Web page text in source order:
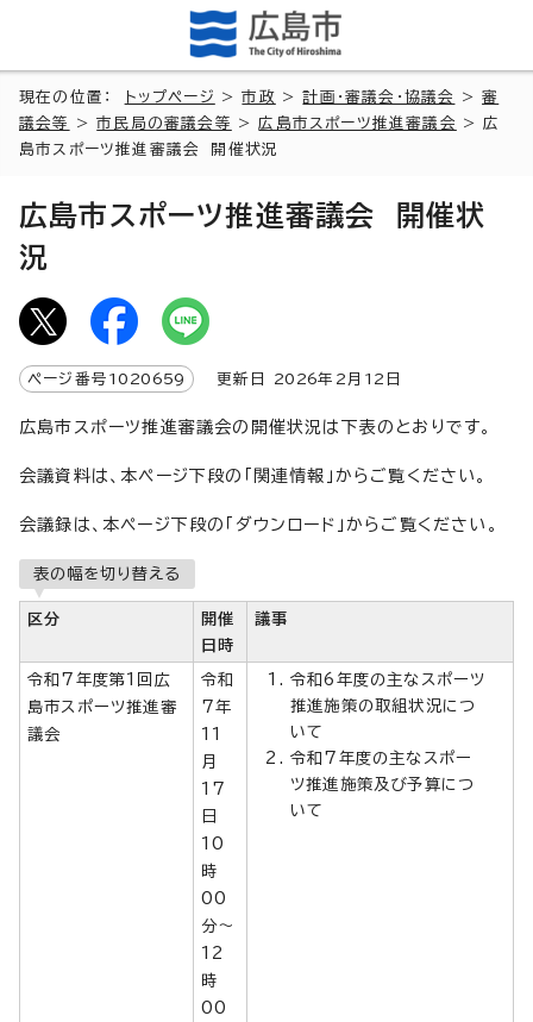
現在の位置： トップページ >市政 >計画・審議会・協議会 >審
議会等
>市民局の審議会等 >広島市スポーツ推進審議会
> 広
島市スポーツ推進審議会 開催状況
広島市スポーツ推進審議会 開催状
況
ページ番号 1020659 更新日 2026年2月 12 日
広島市スポーツ推進審議会の開催状況は下表のとおりです。
会議資料は、本ページ下段の「関連情報」からご覧ください。
会議録は、本ページ下段の「ダウンロード」からご覧ください。
表の幅を切り替える
区分
開催
日時
議事
令和7年度第1回広
島市スポーツ推進審
議会
令和
7年
11
月
17
日
10
時
00
分～
12
時
00
令和6年度の主なスポーツ
推進施策の取組状況につ
いて
令和7年度の主なスポー
ツ推進施策及び予算につ
いて